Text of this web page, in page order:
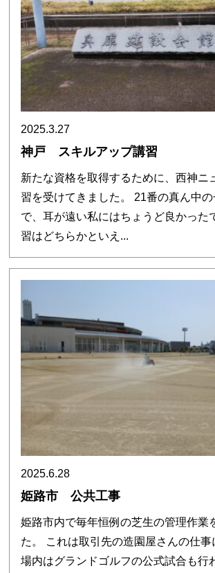
2025.3.27
神戸 スキルアップ講習
新たな資格を取得するために、西神ニ
習を受けてきました。 21番の真ん中
で、耳が遠い私にはちょうど良かった
習はどちらかといえ...
2025.6.28
姫路市 公共工事
姫路市内で毎年恒例の芝生の管理作業
た。 これは取引先の造園屋さんの仕事
場内はグランドゴルフの公式試合も行